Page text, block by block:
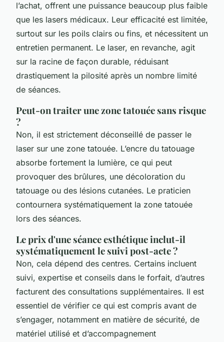
l’achat, offrent une puissance beaucoup plus faible
que les lasers médicaux. Leur efficacité est limitée,
surtout sur les poils clairs ou fins, et nécessitent un
entretien permanent. Le laser, en revanche, agit
sur la racine de façon durable, réduisant
drastiquement la pilosité après un nombre limité
de séances.
Peut-on traiter une zone tatouée sans risque
?
Non, il est strictement déconseillé de passer le
laser sur une zone tatouée. L’encre du tatouage
absorbe fortement la lumière, ce qui peut
provoquer des brûlures, une décoloration du
tatouage ou des lésions cutanées. Le praticien
contournera systématiquement la zone tatouée
lors des séances.
Le prix d'une séance esthétique inclut-il
systématiquement le suivi post-acte ?
Non, cela dépend des centres. Certains incluent
suivi, expertise et conseils dans le forfait, d’autres
facturent des consultations supplémentaires. Il est
essentiel de vérifier ce qui est compris avant de
s’engager, notamment en matière de sécurité, de
matériel utilisé et d’accompagnement